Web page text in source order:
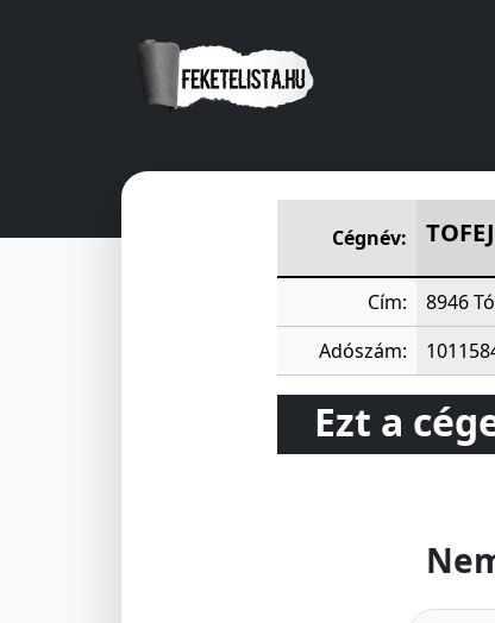
Cégnév:
Cím:
8946
Adószám:
Ezt a